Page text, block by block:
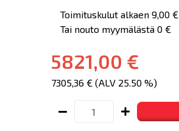
Toimituskulut alkaen 9,00 €
Tai nouto myymälästä 0 €
5821,00 €
7305,36 € (ALV 25.50 %)